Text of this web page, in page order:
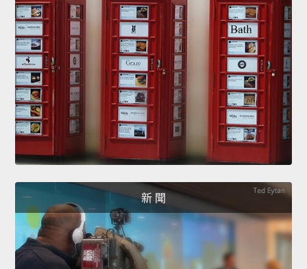
新 聞